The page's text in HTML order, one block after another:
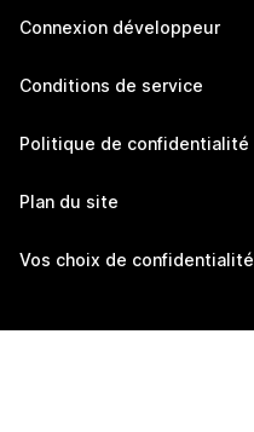
Connexion développeur
Conditions de service
Politique de confidentialité
Plan du site
Vos choix de confidentialité